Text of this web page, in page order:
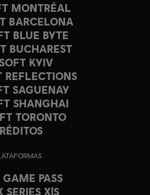
MONTRÉAL
BARCELONA
BLUE BYTE
BUCHAREST
KYIV
REFLECTIONS
SAGUENAY
SHANGHAI
TORONTO
GAME PASS
SERIES X|S